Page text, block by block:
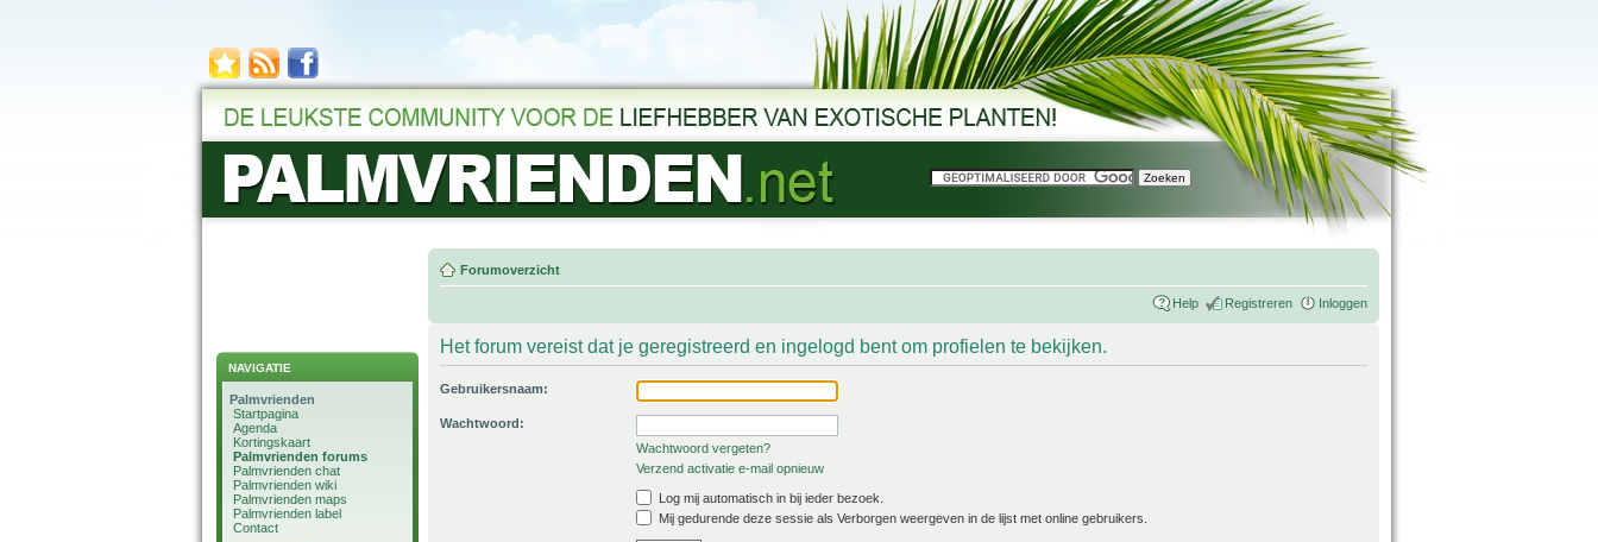
NAVIGATIE
Palmvrienden
Startpagina
Agenda
Kortingskaart
Palmvrienden forums
Palmvrienden chat
Palmvrienden wiki
Palmvrienden maps
Palmvrienden label
Contact
Forumoverzicht
Help Registreren Inloggen
Het forum vereist dat je geregistreerd en ingelogd bent om profielen te bekijken.
Gebruikersnaam:
Wachtwoord:
Wachtwoord vergeten?
Verzend activatie e-mail opnieuw
Log mij automatisch in bij ieder bezoek.
Mij gedurende deze sessie als Verborgen weergeven in de lijst met online gebruikers.